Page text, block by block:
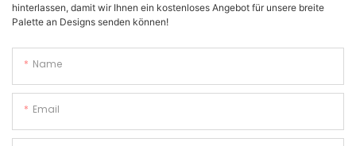
hinterlassen, damit wir Ihnen ein kostenloses Angebot für unsere breite
Palette an Designs senden können!
Name
Email